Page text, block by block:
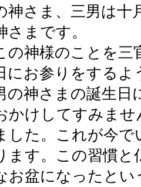
神さま、三男は十
さまです。
神様のことを三
にお参りをするよ
の神さまの誕生日
かけしてすみま
した。これが今
ます。この習慣と
お盆になったと